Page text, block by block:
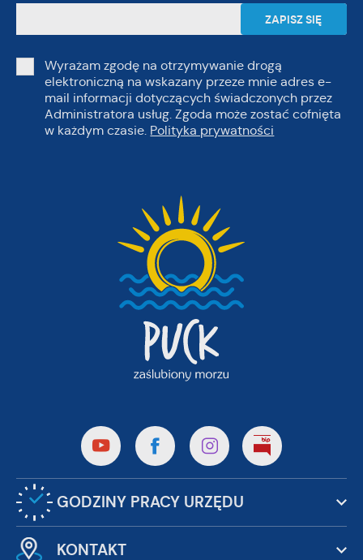
Wyrażam zgodę na otrzymywanie drogą
elektroniczną na wskazany przeze mnie adres e-
mail informacji dotyczących świadczonych przez
Administratora usług. Zgoda może zostać cofnięta
w każdym czasie. Polityka prywatności
GODZINY PRACY URZĘDU
KONTAKT